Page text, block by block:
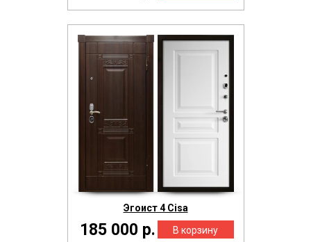
Эгоист 4 Cisa
185 000 р.